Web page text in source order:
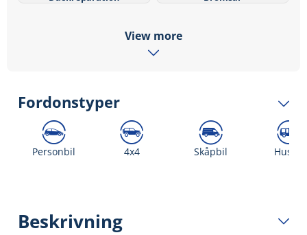
View more
Fordonstyper
Personbil 4x4 Skåpbil Husbil
Beskrivning